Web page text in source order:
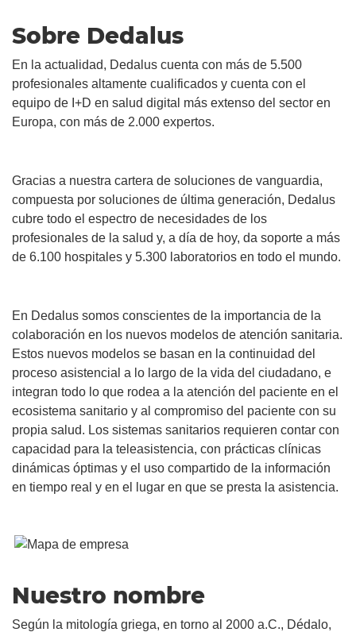
Sobre Dedalus
En la actualidad, Dedalus cuenta con más de 5.500
profesionales altamente cualificados y cuenta con el
equipo de I+D en salud digital más extenso del sector en
Europa, con más de 2.000 expertos.
Gracias a nuestra cartera de soluciones de vanguardia,
compuesta por soluciones de última generación, Dedalus
cubre todo el espectro de necesidades de los
profesionales de la salud y, a día de hoy, da soporte a más
de 6.100 hospitales y 5.300 laboratorios en todo el mundo.
En Dedalus somos conscientes de la importancia de la
colaboración en los nuevos modelos de atención sanitaria.
Estos nuevos modelos se basan en la continuidad del
proceso asistencial a lo largo de la vida del ciudadano, e
integran todo lo que rodea a la atención del paciente en el
ecosistema sanitario y al compromiso del paciente con su
propia salud. Los sistemas sanitarios requieren contar con
capacidad para la teleasistencia, con prácticas clínicas
dinámicas óptimas y el uso compartido de la información
en tiempo real y en el lugar en que se presta la asistencia.
Nuestro nombre
Según la mitología griega, en torno al 2000 a.C., Dédalo,